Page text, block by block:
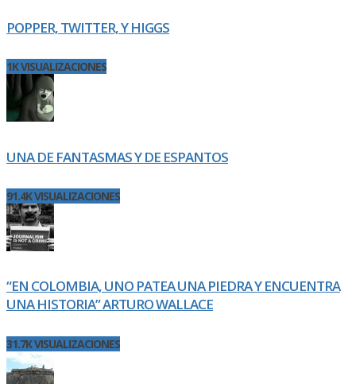
POPPER, TWITTER, Y HIGGS
1K VISUALIZACIONES
UNA DE FANTASMAS Y DE ESPANTOS
91.4K VISUALIZACIONES
“EN COLOMBIA, UNO PATEA UNA PIEDRA Y ENCUENTRA
UNA HISTORIA” ARTURO WALLACE
31.7K VISUALIZACIONES